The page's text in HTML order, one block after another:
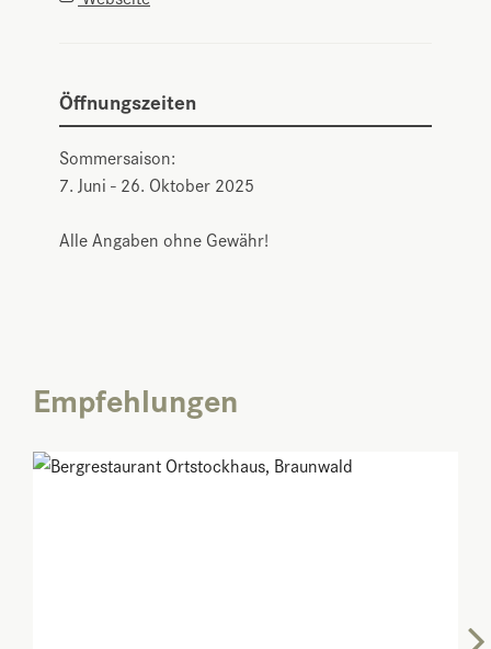
Öffnungszeiten
Sommersaison:
7. Juni - 26. Oktober 2025
Alle Angaben ohne Gewähr!
Empfehlungen